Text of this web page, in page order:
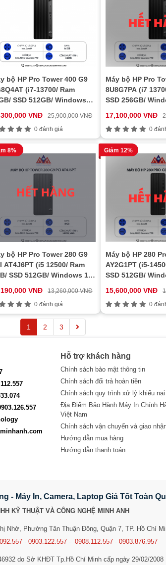
bộ HP Pro Tower 400 G9
(i7-13700/ Ram
SSD 512GB/ Windows
VNĐ
25,900,000 VNĐ
0 đánh giá
Máy bộ HP Pro
8U8G7PA (i7
SSD 256GB/
17,100,000 VNĐ
0
8%
bộ HP Pro Tower 280 G9
AT4J6PT (i5 12500/ Ram
SSD 512GB/ Windows 11
VNĐ
13,260,000 VNĐ
0 đánh giá
Giảm 12%
Máy bộ HP 280
AY2G1PT (i5-
SSD 512GB/
15,600,000 VNĐ
0
1 2 3
Hỗ trợ khách hàng
Chính sách bảo mật thông tin
Chính sách đổi trả hoàn tiền
Chính sách quy trình xử lý khiếu nại
Địa Điểm Bảo Hành Máy In Chính
Việt Nam
Chính sách vận chuyển và giao
Hướng dẫn mua hàng
Hướng dẫn thanh toán
- Máy In, Camera, Laptop Giá Tốt Toàn
KỸ THUẬT VÀ CÔNG NGHỆ MINH ANH
Nhờ, Phường Tân Thuận Đông, Quận 7, TP. Hồ Chí
- 0903.122.557 - 0908.112.557 - 0903.876.957
do Sở KHĐT Tp.Hồ Chí Minh cấp ngày 29/02/2008